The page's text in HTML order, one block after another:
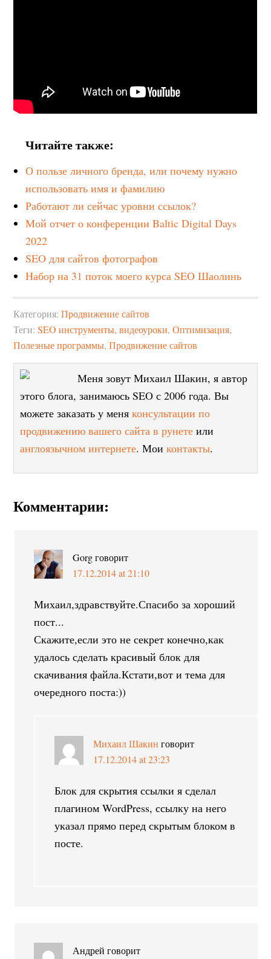
Читайте также:
О пользе личного бренда, или почему нужно
использовать имя и фамилию
Работают ли сейчас уровни ссылок?
Мой отчет о конференции Baltic Digital Days
2022
SEO для сайтов фотографов
Набор на 31 поток моего курса SEO Шаолинь
Категория:Продвижение сайтов
Теги:SEO инструменты,видеоуроки,Оптимизация,
Полезные программы,Продвижение сайтов
Меня зовут Михаил Шакин, я автор
этого блога, занимаюсь SEO с 2006 года. Вы
можете заказать у меняконсультации по
продвижению вашего сайта в рунете или
англоязычном интернете. Моиконтакты.
Комментарии:
Gorg говорит
17.12.2014 at 21:10
Михаил,здравствуйте.Спасибо за хороший
пост...
Скажите,если это не секрет конечно,как
удалось сделать красивый блок для
скачивания файла.Кстати,вот и тема для
очередного поста:))
Михаил Шакин говорит
17.12.2014 at 23:23
Блок для скрытия ссылки я сделал
плагином WordPress, ссылку на него
указал прямо перед скрытым блоком в
посте.
Андрей говорит